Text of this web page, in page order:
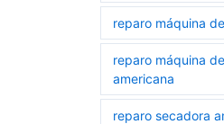
reparo máquina
reparo máquina
americana
reparo secadora